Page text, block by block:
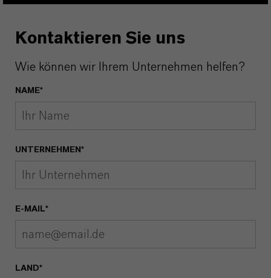
Kontaktieren Sie uns
Wie können wir Ihrem Unternehmen helfen?
NAME*
UNTERNEHMEN*
E-MAIL*
LAND*